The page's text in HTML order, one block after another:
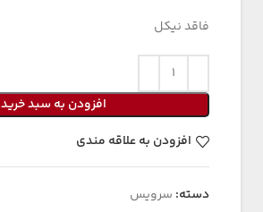
فاقد نیکل
افزودن به سبد خرید
افزودن به علاقه مندی
دسته: سرویس